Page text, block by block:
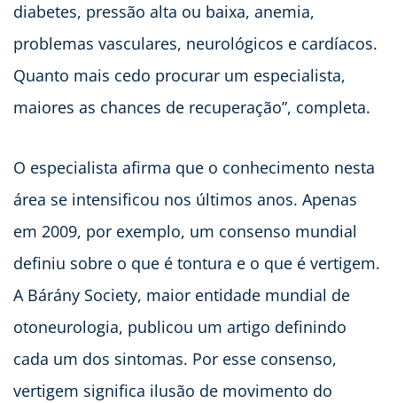
diabetes, pressão alta ou baixa, anemia,
problemas vasculares, neurológicos e cardíacos.
Quanto mais cedo procurar um especialista,
maiores as chances de recuperação”, completa.
O especialista afirma que o conhecimento nesta
área se intensificou nos últimos anos. Apenas
em 2009, por exemplo, um consenso mundial
definiu sobre o que é tontura e o que é vertigem.
A Bárány Society, maior entidade mundial de
otoneurologia, publicou um artigo definindo
cada um dos sintomas. Por esse consenso,
vertigem significa ilusão de movimento do